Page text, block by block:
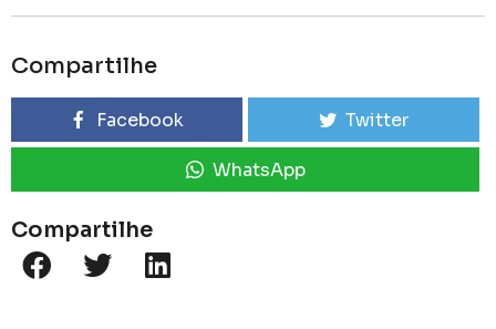
Compartilhe
Compartilhe
Facebook Twitter
WhatsApp